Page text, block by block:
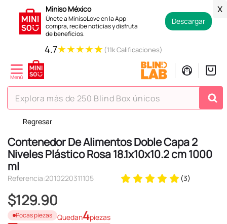
Miniso México
Únete a MinisoLove en la App:
compra, recibe noticias y disfruta
de beneficios.
Descargar
X
4.7★★★★★ (11k Calificaciones)
Explora más de 250 Blind Box únicos
Regresar
Contenedor De Alimentos Doble Capa 2
Niveles Plástico Rosa 18.1x10x10.2 cm 1000
ml
Referencia:2010220311105 (3)
$129.90
Pocas piezas Quedan4piezas
TÉRMINOS MÁS BUSCADOS
1.
hello kitty
2.
spiderman
3.
peluche
4.
osito cariñosito
5.
llaveros